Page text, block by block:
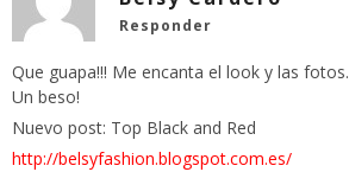
Responder
Que guapa!!! Me encanta el look y las fotos.
Un beso!
Nuevo post: Top Black and Red
http://belsyfashion.blogspot.com.es/